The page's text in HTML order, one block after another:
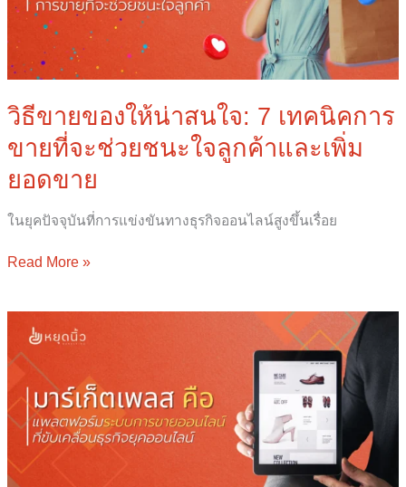
วิธีขายของให้น่าสนใจ: 7 เทคนิคการ
ขายที่จะช่วยชนะใจลูกค้าและเพิ่ม
ยอดขาย
ในยุคปัจจุบันที่การแข่งขันทางธุรกิจออนไลน์สูงขึ้นเรื่อย
เทคนิค
การ
ขาย
ที่
จะ
ช่วย
ใจ
และ
ยอด
Read More »
เพลส
คือ
แพลตฟอร์ม
ระบบ
การ
ขาย
ออนไลน์